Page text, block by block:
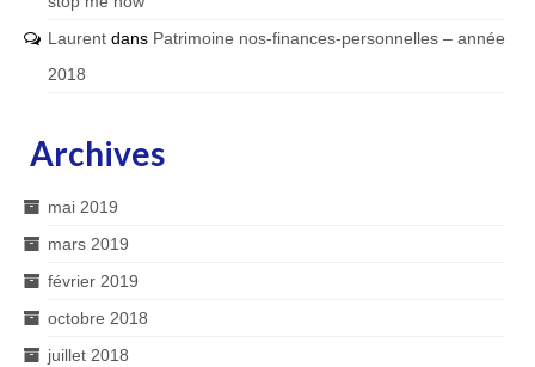
Laurent dans Patrimoine nos-finances-personnelles – année
2018
Archives
mai 2019
mars 2019
février 2019
octobre 2018
juillet 2018